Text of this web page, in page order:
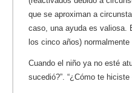
que se aproximan a
caso, una ayuda es valiosa.
los cinco años)
Cuando el niño ya no esté
sucedió?”. “¿Cómo te hiciste